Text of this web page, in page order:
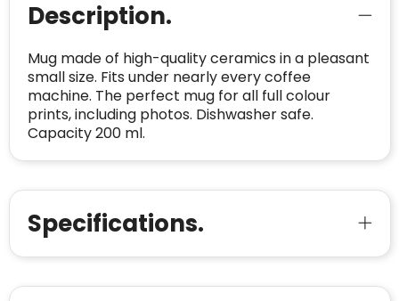
Description.
Mug made of high-quality ceramics in a pleasant
small size. Fits under nearly every coffee
machine. The perfect mug for all full colour
prints, including photos. Dishwasher safe.
Capacity 200 ml.
Specifications.
onderneming
Aantal werknemers: 1-10
Trustindex-certificaat
starten
2026-04-22
Voor bedrijven
Bouwt u vertrouwen op en verhoogt u uw
verkoop met de Trustindex-certificaat.
Meer informatie»